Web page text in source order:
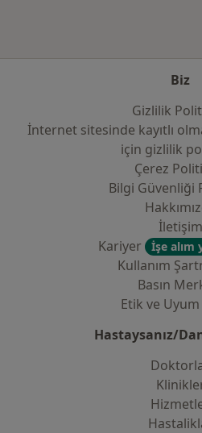
Biz
Gizlilik
İnternet sitesinde kayıtlı
i̇çin gizlilik
Çerez
Bilgi Güvenliği
İletişim
Kariyer
İşe alım
Kullanım
Basın
Etik ve Uyum
Hastaysanız/